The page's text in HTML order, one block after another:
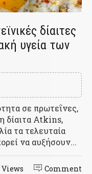
δίαιτες
υγεία των
σε πρωτεΐνες,
δίαιτα Atkins,
τα τελευταία
να αυξήσουν...
Comment
Views